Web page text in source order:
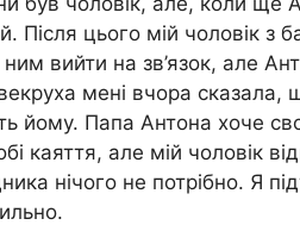
Після цього мій чоловік з
вийти на зв’язок, але
мені вчора сказала,
йому. Папа Антона хоче
каяття, але мій чоловік
нічого не потрібно. Я